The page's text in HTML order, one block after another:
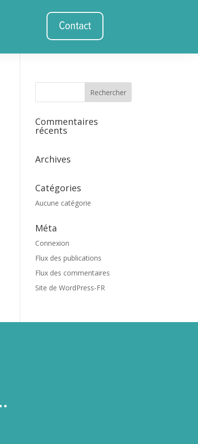
Contact
Commentaires
récents
Archives
Catégories
Aucune catégorie
Méta
Connexion
Flux des publications
Flux des commentaires
Site de WordPress-FR